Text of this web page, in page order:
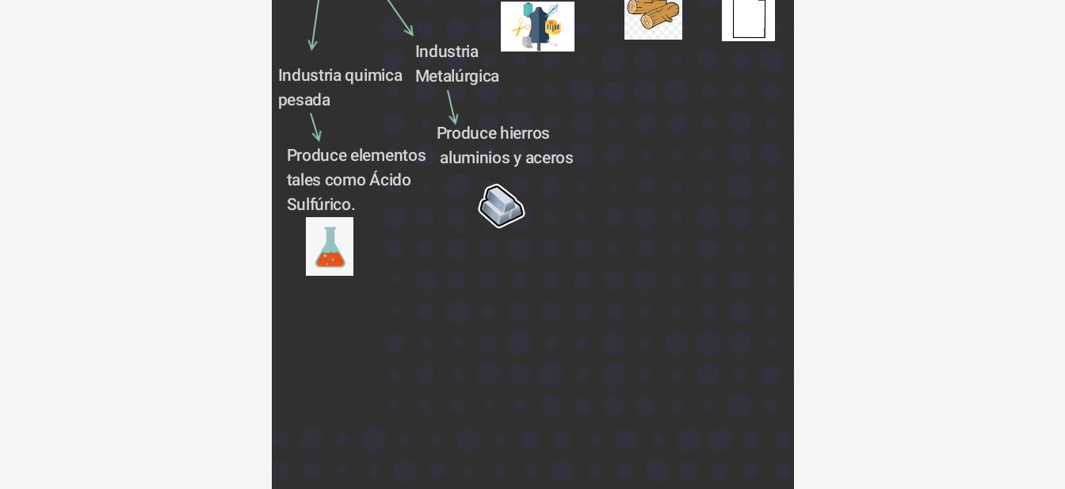
Industria
Metalúrgica
Industria quimica
pesada
Produce hierros
aluminios y aceros
Produce elementos
tales como Ácido
Sulfúrico.